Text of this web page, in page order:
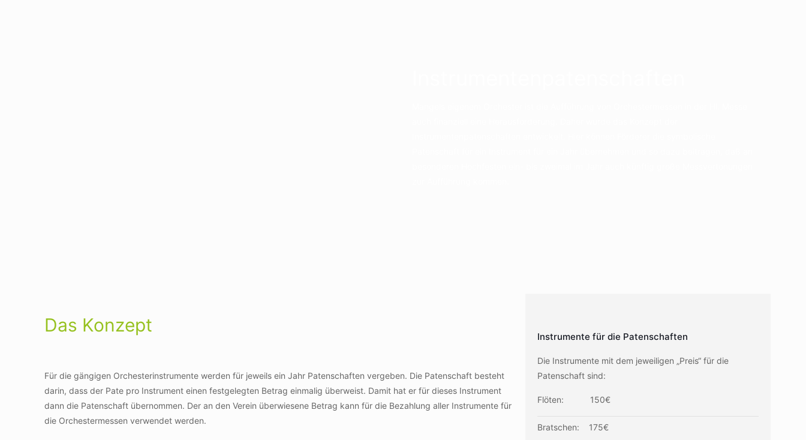
Das Konzept
Für die gängigen Orchesterinstrumente werden für jeweils ein Jahr Patenschaften vergeben. Die Patenschaft besteht
darin, dass der Pate pro Instrument einen festgelegten Betrag einmalig überweist. Damit hat er für dieses Instrument
dann die Patenschaft übernommen. Der an den Verein überwiesene Betrag kann für die Bezahlung aller Instrumente für
die Orchestermessen verwendet werden.
Instrumente für die Patenschaften
Die Instrumente mit dem jeweiligen „Preis“ für die
Patenschaft sind:
Flöten: 150€
Bratschen: 175€